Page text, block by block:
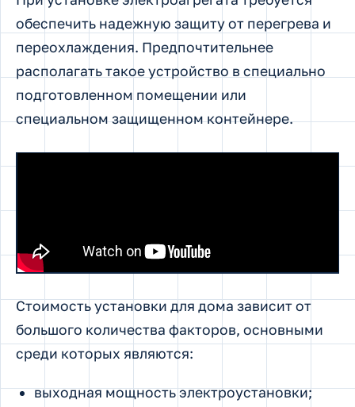
обеспечить надежную защиту от перегрева и
переохлаждения. Предпочтительнее
располагать такое устройство в специально
подготовленном помещении или
специальном защищенном контейнере.
Стоимость установки для дома зависит от
большого количества факторов, основными
среди которых являются:
выходная мощность электроустановки;